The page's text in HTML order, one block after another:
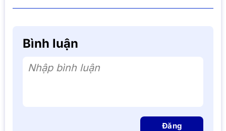
Bình luận
Nhập bình luận
Đăng